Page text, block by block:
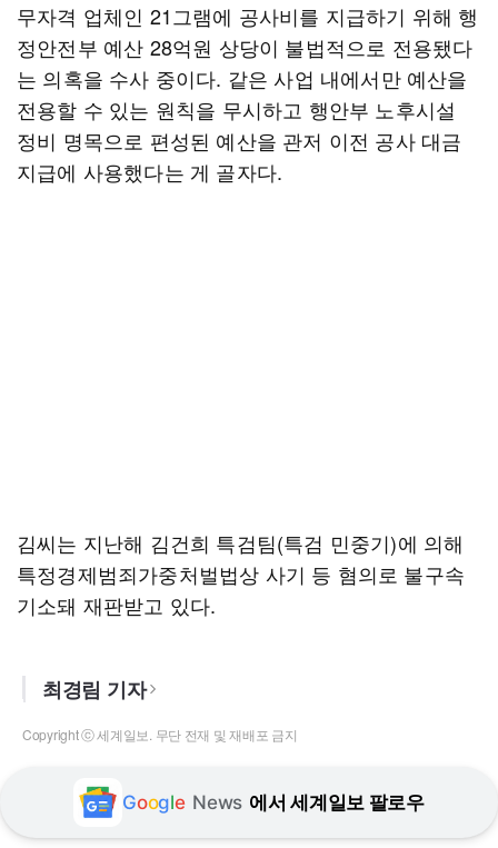
무자격 업체인 21그램에 공사비를 지급하기 위해 행
정안전부 예산 28억원 상당이 불법적으로 전용됐다
는 의혹을 수사 중이다. 같은 사업 내에서만 예산을
전용할 수 있는 원칙을 무시하고 행안부 노후시설
정비 명목으로 편성된 예산을 관저 이전 공사 대금
지급에 사용했다는 게 골자다.
김씨는 지난해 김건희 특검팀(특검 민중기)에 의해
특정경제범죄가중처벌법상 사기 등 혐의로 불구속
기소돼 재판받고 있다.
최경림 기자
Copyright ⓒ 세계일보. 무단 전재 및 재배포 금지
Google News 에서 세계일보 팔로우